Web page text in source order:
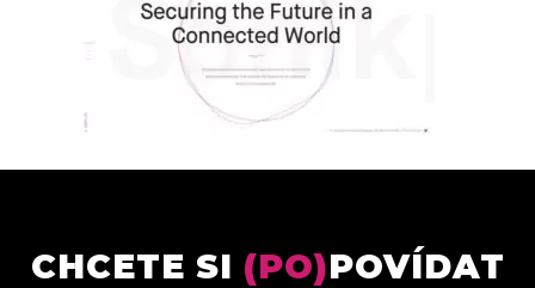
CHCETE SI (PO)POVÍDAT